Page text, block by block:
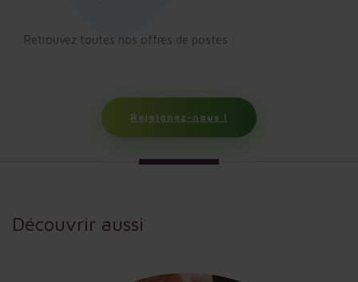
Retrouvez toutes nos offres de postes :
Rejoignez-nous !
Découvrir aussi